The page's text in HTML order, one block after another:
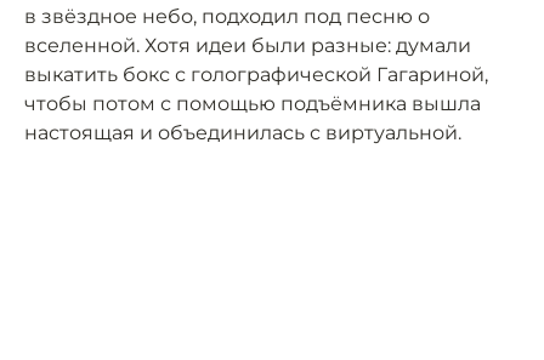
в звёздное небо, подходил под песню о
вселенной. Хотя идеи были разные: думали
выкатить бокс с голографической Гагариной,
чтобы потом с помощью подъёмника вышла
настоящая и объединилась с виртуальной.